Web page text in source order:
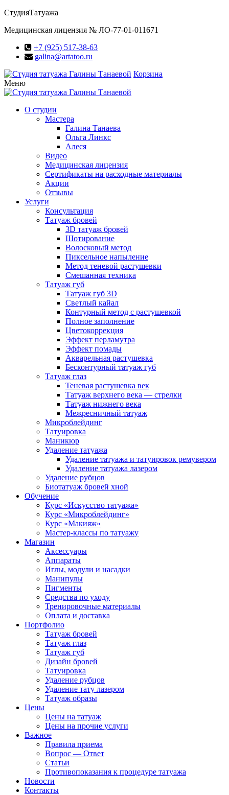
СтудияТатуажа
Медицинская лицензия № ЛО-77-01-011671
+7 (925) 517-38-63
galina@artatoo.ru
Корзина
Меню
О студии
Мастера
Галина Танаева
Ольга Линкс
Алеся
Видео
Медицинская лицензия
Сертификаты на расходные материалы
Акции
Отзывы
Услуги
Консультация
Татуаж бровей
3D татуаж бровей
Шотирование
Волосковый метод
Пиксельное напыление
Метод теневой растушевки
Смешанная техника
Татуаж губ
Татуаж губ 3D
Светлый кайал
Контурный метод с растушевкой
Полное заполнение
Цветокоррекция
Эффект перламутра
Эффект помады
Акварельная растушевка
Бесконтурный татуаж губ
Татуаж глаз
Теневая растушевка век
Татуаж верхнего века — стрелки
Татуаж нижнего века
Межресничный татуаж
Микроблейдинг
Татуировка
Маникюр
Удаление татуажа
Удаление татуажа и татуировок ремувером
Удаление татуажа лазером
Удаление рубцов
Биотатуаж бровей хной
Обучение
Курс «Искусство татуажа»
Курс «Микроблейдинг»
Курс «Макияж»
Мастер-классы по татуажу
Магазин
Аксессуары
Аппараты
Иглы, модули и насадки
Манипулы
Пигменты
Средства по уходу
Тренировочные материалы
Оплата и доставка
Портфолио
Татуаж бровей
Татуаж глаз
Татуаж губ
Дизайн бровей
Татуировка
Удаление рубцов
Удаление тату лазером
Татуаж образы
Цены
Цены на татуаж
Цены на прочие услуги
Важное
Правила приема
Вопрос — Ответ
Статьи
Противопоказания к процедуре татуажа
Новости
Контакты